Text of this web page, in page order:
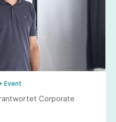
Event
Corporate